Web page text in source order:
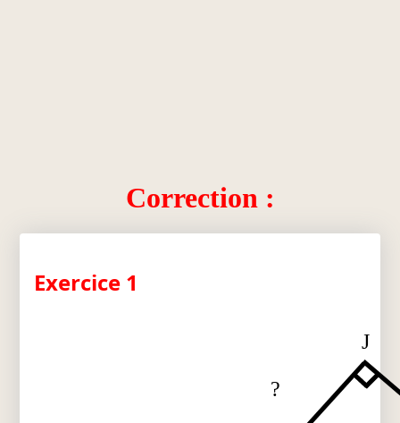
Correction :
Exercice 1
J
?